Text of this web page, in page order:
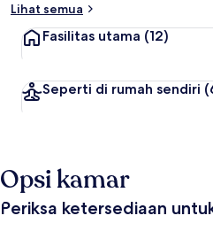
Lihat semua
Fasilitas utama (12)
Seperti di rumah sendiri
Opsi kamar
Periksa ketersediaan